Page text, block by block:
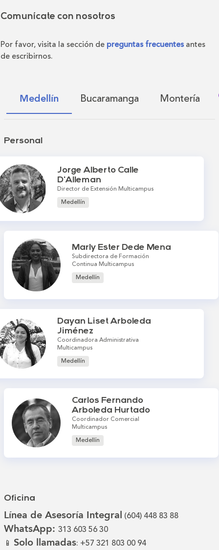
Comunícate con nosotros
Por favor, visita la sección de preguntas frecuentes antes
de escribirnos.
Medellín Bucaramanga Montería
Personal
Jorge Alberto Calle
D'Alleman
Director de Extensión Multicampus
Medellín
Marly Ester Dede Mena
Subdirectora de Formación
Continua Multicampus
Medellín
Dayan Liset Arboleda
Jiménez
Coordinadora Administrativa
Multicampus
Medellín
Carlos Fernando
Arboleda Hurtado
Coordinador Comercial
Multicampus
Medellín
Oficina
Línea de Asesoría Integral (604) 448 83 88
WhatsApp: 313 603 56 30
📱 Solo llamadas: +57 321 803 00 94